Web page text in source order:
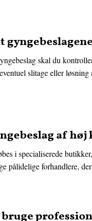
skal du
slitage eller
af
i specialiserede
pålidelige forhandlere,